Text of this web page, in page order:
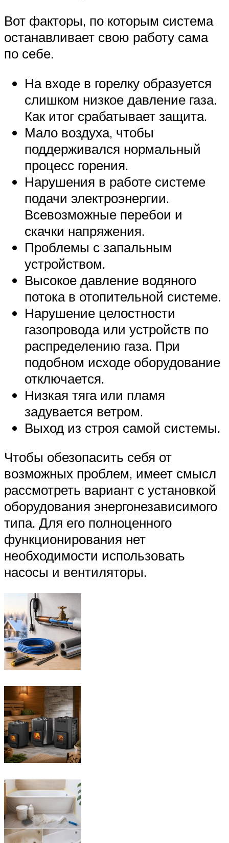
Вот факторы, по которым система
останавливает свою работу сама
по себе.
На входе в горелку образуется
слишком низкое давление газа.
Как итог срабатывает защита.
Мало воздуха, чтобы
поддерживался нормальный
процесс горения.
Нарушения в работе системе
подачи электроэнергии.
Всевозможные перебои и
скачки напряжения.
Проблемы с запальным
устройством.
Высокое давление водяного
потока в отопительной системе.
Нарушение целостности
газопровода или устройств по
распределению газа. При
подобном исходе оборудование
отключается.
Низкая тяга или пламя
задувается ветром.
Выход из строя самой системы.
Чтобы обезопасить себя от
возможных проблем, имеет смысл
рассмотреть вариант с установкой
оборудования энергонезависимого
типа. Для его полноценного
функционирования нет
необходимости использовать
насосы и вентиляторы.